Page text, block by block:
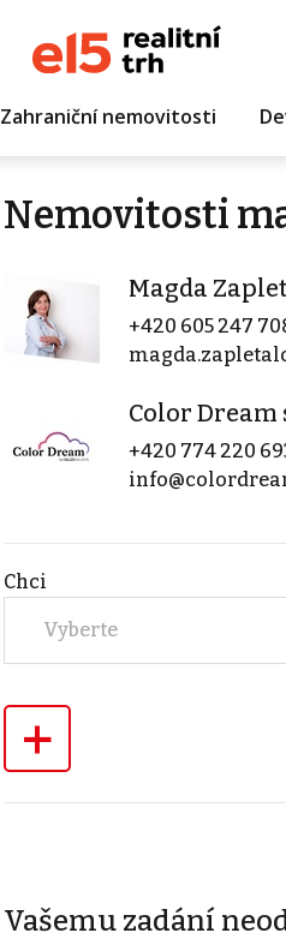
Zahraniční nemovitosti
Nemovitosti
Magda
+420 605 247
Color Dream
+420 774 220
Chci
Vyberte
+
Vašemu zadání